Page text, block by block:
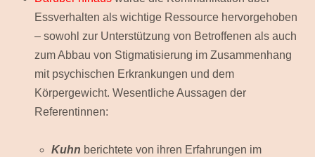
Essverhalten als wichtige Ressource hervorgehoben
– sowohl zur Unterstützung von Betroffenen als auch
zum Abbau von Stigmatisierung im Zusammenhang
mit psychischen Erkrankungen und dem
Körpergewicht. Wesentliche Aussagen der
Referentinnen:
Kuhn berichtete von ihren Erfahrungen im